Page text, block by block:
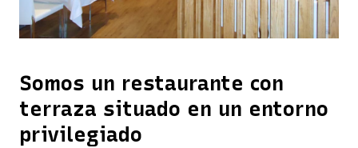
Somos un restaurante con
terraza situado en un entorno
privilegiado